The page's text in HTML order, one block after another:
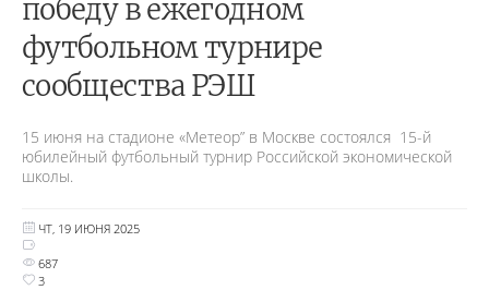
победу в ежегодном
футбольном турнире
сообщества РЭШ
15 июня на стадионе «Метеор” в Москве состоялся 15-й
юбилейный футбольный турнир Российской экономической
школы.
ЧТ, 19 ИЮНЯ 2025
687
3